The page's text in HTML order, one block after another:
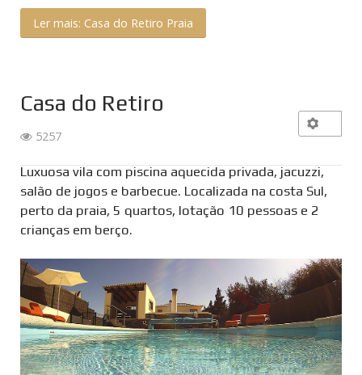
Ler mais: Casa do Retiro Praia
Casa do Retiro
5257
Luxuosa vila com piscina aquecida privada, jacuzzi,
salão de jogos e barbecue. Localizada na costa Sul,
perto da praia, 5 quartos, lotação 10 pessoas e 2
crianças em berço.